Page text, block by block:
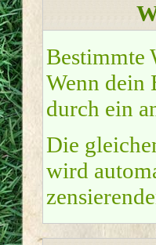
Bestimmte
Wenn dein
durch ein
Die
wird